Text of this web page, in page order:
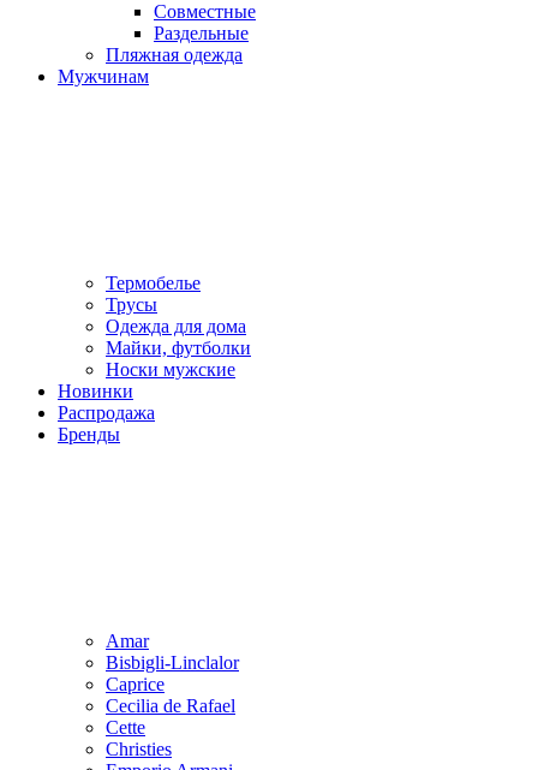
Совместные
Раздельные
Пляжная одежда
Мужчинам
Термобелье
Трусы
Одежда для дома
Майки, футболки
Носки мужские
Новинки
Распродажа
Бренды
Amar
Bisbigli-Linclalor
Caprice
Cecilia de Rafael
Cette
Christies